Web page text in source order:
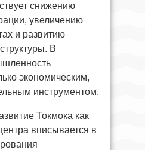
снижению
увеличению
и развитию
В
экономическим,
инструментом.
Токмока как
вписывается в